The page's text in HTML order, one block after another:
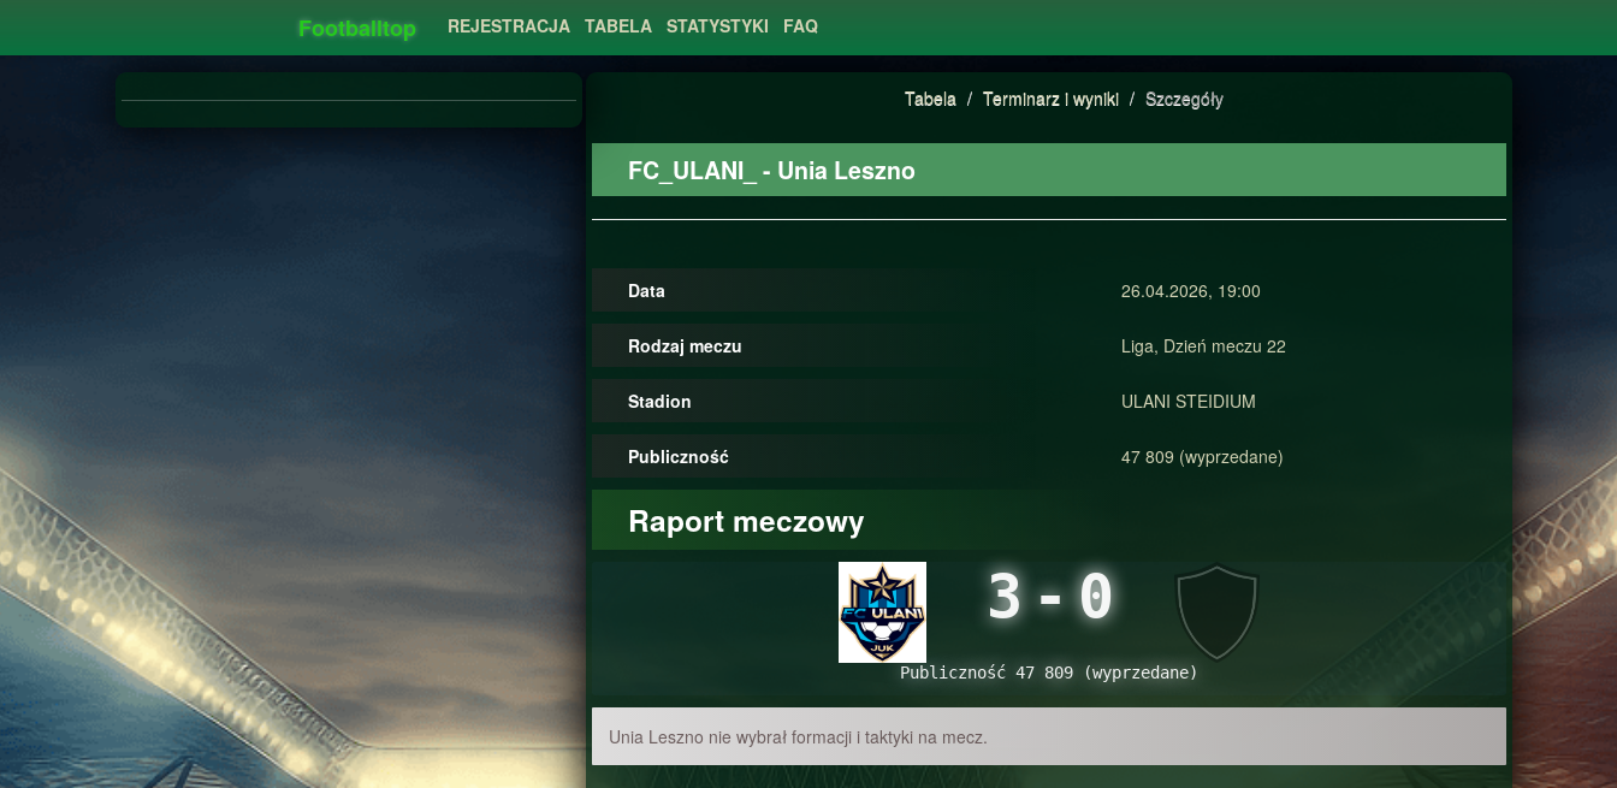
Footballtop REJESTRACJA TABELA STATYSTYKI FAQ
Tabela / Terminarz i wyniki / Szczegóły
FC_ULANI_ - Unia Leszno
Data 26.04.2026, 19:00
Rodzaj meczu Liga, Dzień meczu 22
Stadion ULANI STEIDIUM
Publiczność 47 809 (wyprzedane)
Raport meczowy
3-0
Publiczność 47 809 (wyprzedane)
Unia Leszno nie wybrał formacji i taktyki na mecz.